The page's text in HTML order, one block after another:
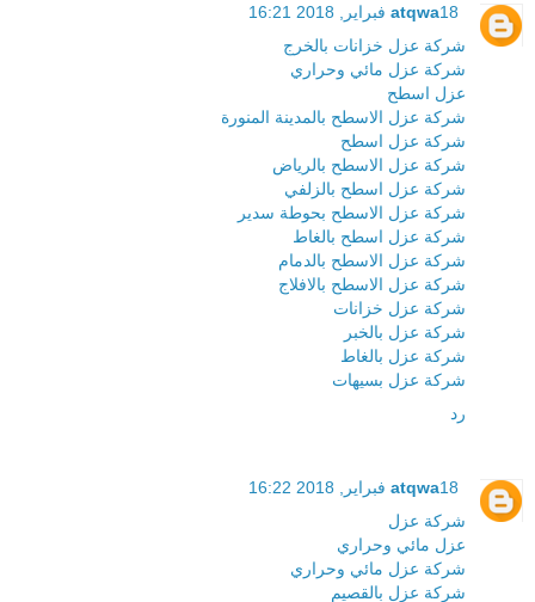
atqwa18 فبراير, 2018 16:21
شركة عزل خزانات بالخرج
شركة عزل مائي وحراري
عزل اسطح
شركة عزل الاسطح بالمدينة المنورة
شركة عزل اسطح
شركة عزل الاسطح بالرياض
شركة عزل اسطح بالزلفي
شركة عزل الاسطح بحوطة سدير
شركة عزل اسطح بالغاط
شركة عزل الاسطح بالدمام
شركة عزل الاسطح بالافلاج
شركة عزل خزانات
شركة عزل بالخبر
شركة عزل بالغاط
شركة عزل بسيهات
رد
atqwa18 فبراير, 2018 16:22
شركة عزل
عزل مائي وحراري
شركة عزل مائي وحراري
شركة عزل بالقصيم